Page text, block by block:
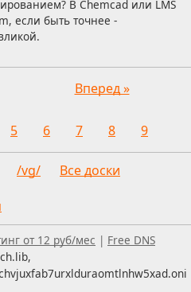
В Chemcad или LMS
если быть точнее -
Вперед »
5 6 7 8 9
/vg/ Все доски
— пишите, что можно
от 12 руб/мес | Free DNS